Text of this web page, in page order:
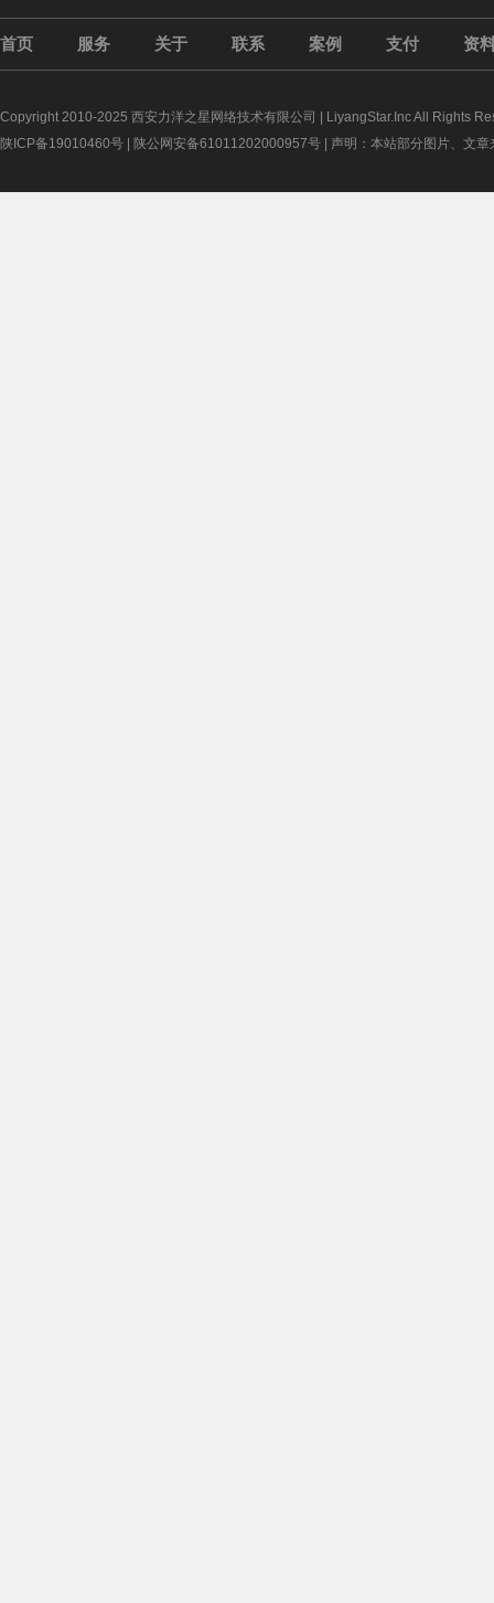
首页 服务 关于 联系 案例 支付 资
Copyright 2010-2025 西安力洋之星网络技术有限公司 | LiyangStar.Inc All Rights
陕ICP备19010460号
陕公网安备61011202000957号 | 声明：本站部分图片、文